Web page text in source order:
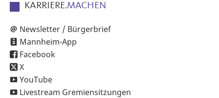
KARRIERE.MACHEN
Newsletter / Bürgerbrief
Mannheim-App
Facebook
X
YouTube
Livestream Gremiensitzungen